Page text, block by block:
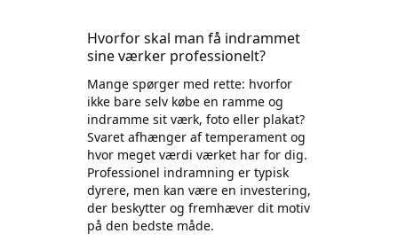
Hvorfor skal man få indrammet
sine værker professionelt?
Mange spørger med rette: hvorfor
ikke bare selv købe en ramme og
indramme sit værk, foto eller plakat?
Svaret afhænger af temperament og
hvor meget værdi værket har for dig.
Professionel indramning er typisk
dyrere, men kan være en investering,
der beskytter og fremhæver dit motiv
på den bedste måde.